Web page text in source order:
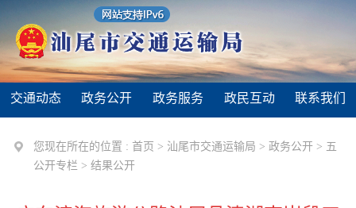
交通动态 政务公开 政务服务 政民互动 联系我们
您现在所在的位置 : 首页 > 汕尾市交通运输局 >政务公开 > 五
公开专栏 >结果公开